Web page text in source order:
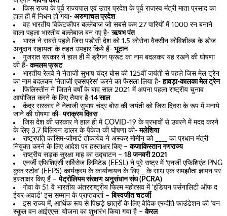
किस राज्य के पूर्व राज्यपाल एवं उत्तर प्रदेश के पूर्व राजस्व मंत्री माता प्रसाद का
हाल ही में निधन हो गया-अरुणाचल प्रदेश
वह भारतीय विकेटकीपर बल्लेबाज जो सबसे कम 27 पारियों में 1000 रन बनाने
वाला पहला भारतीय बल्लेबाज बन गए है-ऋषभ पंत
भारत ने सबसे पहले जिस पड़ोसी देश को 1.5 कोरोना वैक्सीन कोविशील्ड के डोज
अनुदान सहायता के तहत उपहार किये हैं-भूटान
गुजरात सरकार ने हाल ही में ड्रैगन फ्रूट का नाम बदलकर यह रखने की घोषणा
की है-कमलम फ्रूट
भारतीय रेलवे ने नेताजी सुभाष चंद्र बोस की 125वीं जयंती से पहले जिस मेल ट्रेन
का नाम बदलकर ‘नेताजी एक्सप्रेस’ करने का फैसला लिया है-हावड़ा-कालका मेल ट्रेन
फिलिस्तीन ने जितने वर्षों के बाद साल 2021 में अपना पहला राष्ट्रीय चुनाव
आयोजित करने के लिए तैयार है-14 साल
केंद्र सरकार ने नेताजी सुभाष चंद्र बोस की जयंती को जिस दिवस के रूप में मनाये
जाने की घोषणा की-पराक्रम दिवस
जिस देश की सरकार ने हाल ही में COVID-19 के प्रभावों से उबरने में मदद करने
के लिए 3.7 बिलियन डालर के पैकेज की घोषणा की-मलेशिया
राष्ट्रपति कासिम-जोमार्ट तोकायेव ने अस्कर मोमीन को ____ का प्रधान मंत्री
नियुक्त करने के लिए आदेश पर हस्ताक्षर किए –कजाकिस्तान गणराज्य
राष्ट्रीय सड़क सुरक्षा माह का उद्घाटन –18 जनवरी 2021
एनर्जी एफिशिएंसी सर्विसेज लिमिटेड (EESL) ने पूरे राष्ट्र में ‘एनर्जी एफिशिएंट PNG
कुक स्टोव’ (EEPS) कार्यक्रम के कार्यान्वयन के लिए _ के साथ एक समझौता ज्ञापन पर
हस्ताक्षर किए हैं –पेट्रोलियम संरक्षण अनुसंधान संघ (PCRA)
गोवा के 51 वें भारतीय अंतरराष्ट्रीय फिल्म महोत्सव में ‘इंडियन पर्सनालिटी ऑफ द
ईयर अवार्ड’ इस सम्मान के प्राप्तकर्ता –बिस्वजीत चटर्जी
इस राज्य में, आर्थिक रूप से पिछड़े छात्रों के लिए वेदिक एरुदीते फाउंडेशन की ‘वन
स्कूल वन आईएएस’ योजना का शुभारंभ किया गया है –केरल